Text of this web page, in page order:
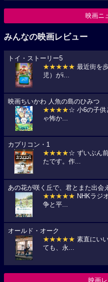
映画ニ
みんなの映画レビュー
トイ・ストーリー5
★★★★★ 最近街を
児）がi...
映画ちいかわ 人魚の島のひみつ
★★★★☆ 小6の子供
ゃ怖か...
カプリコン・1
★★★★☆ ずいぶん
たです。作...
あの花が咲く丘で、君とまた出会
★★★★★ NHKラジ
争と平...
オールド・オーク
★★★★★ 素直にい
ても、永...
映画